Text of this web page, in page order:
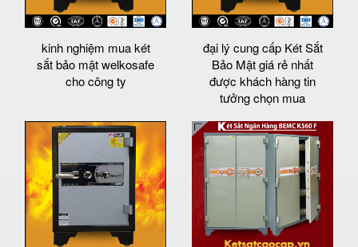
kinh nghiệm mua két
sắt bảo mật welkosafe
cho công ty
đại lý cung cấp Két Sắt
Bảo Mật giá rẻ nhất
được khách hàng tin
tưởng chọn mua